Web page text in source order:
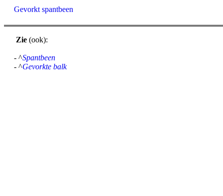
Gevorkt spantbeen
Zie (ook):
- ^Spantbeen
- ^Gevorkte balk